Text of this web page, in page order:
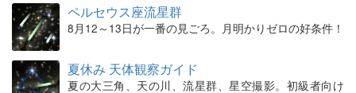
ペルセウス座流星群
8月12～13日が一番の見ごろ。月明かりゼロの好条件！
夏休み 天体観察ガイド
夏の大三角、天の川、流星群、星空撮影。初級者向け